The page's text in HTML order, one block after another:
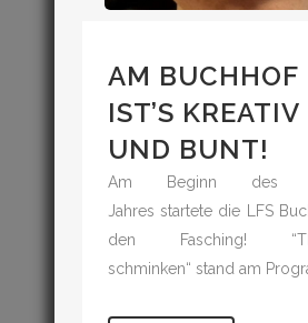
AM BUCHHOF
IST’S KREATIV
UND BUNT!
Am Beginn des
Jahres startete die LFS
den Fasching!
schminken“ stand am